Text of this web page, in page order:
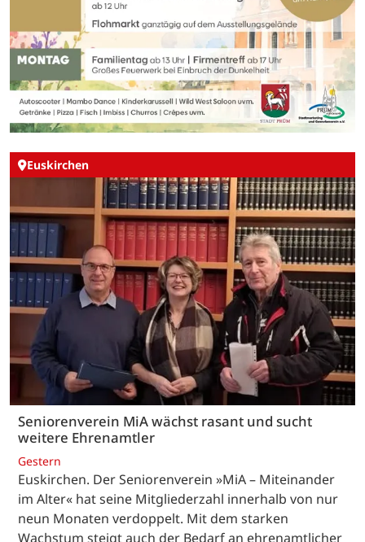
Euskirchen
Seniorenverein MiA wächst rasant und sucht
weitere Ehrenamtler
Gestern
Euskirchen. Der Seniorenverein »MiA – Miteinander
im Alter« hat seine Mitgliederzahl innerhalb von nur
neun Monaten verdoppelt. Mit dem starken
Wachstum steigt auch der Bedarf an ehrenamtlicher